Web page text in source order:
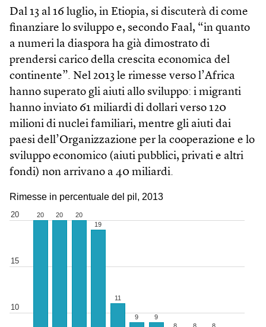
Dal 13 al 16 luglio, in Etiopia, si discuterà di come
finanziare lo sviluppo e, secondo Faal, “in quanto
a numeri la diaspora ha già dimostrato di
prendersi carico della crescita economica del
continente”. Nel 2013 le rimesse verso l’Africa
hanno superato gli aiuti allo sviluppo: i migranti
hanno inviato 61 miliardi di dollari verso 120
milioni di nuclei familiari, mentre gli aiuti dai
paesi dell’Organizzazione per la cooperazione e lo
sviluppo economico (aiuti pubblici, privati e altri
fondi) non arrivano a 40 miliardi.